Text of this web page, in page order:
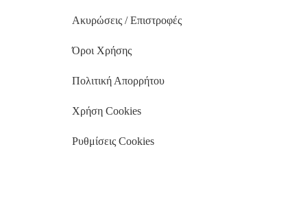
Ακυρώσεις / Επιστροφές
Όροι Χρήσης
Πολιτική Απορρήτου
Χρήση Cookies
Ρυθμίσεις Cookies